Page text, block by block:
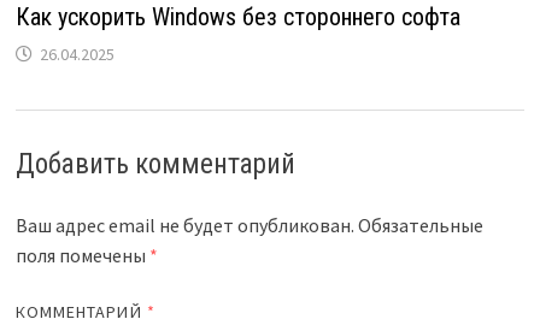
Как ускорить Windows без стороннего софта
26.04.2025
Добавить комментарий
Ваш адрес email не будет опубликован. Обязательные
поля помечены *
КОММЕНТАРИЙ *